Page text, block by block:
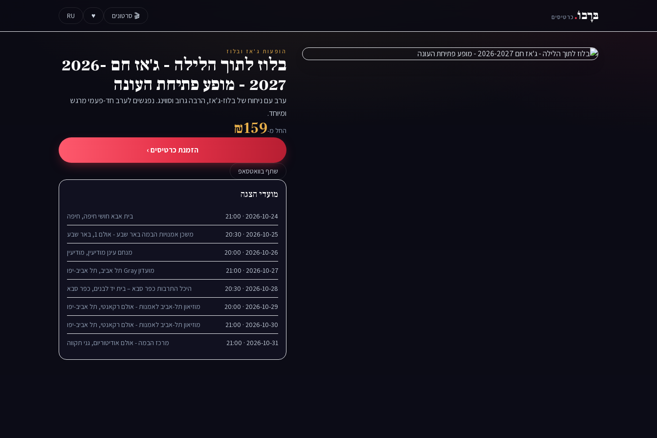
בּרָבוֹ. כרטיסים 🎬 סרטונים ♥
RU
הופעות ג'אז ובלוז
בלוז לתוך הלילה - ג'אז חם 2026-
2027 - מופע פתיחת העונה
ערב עם ניחוח של בלוז-ג'אז, הרבה גרוב וסווינג. נפגשים לערב חד-פעמי מרגש
ומיוחד.
החל מ-₪159
הזמנת כרטיסים ›
שתף בוואטסאפ
מועדי הצגה
2026-10-24 · 21:00 בית אבא חושי חיפה, חיפה
2026-10-25 · 20:30 משכן אמנויות הבמה באר שבע - אולם 1, באר שבע
2026-10-26 · 20:00 מנחם עינן מודיעין, מודיעין
2026-10-27 · 21:00 מועדון Gray תל אביב, תל אביב-יפו
2026-10-28 · 20:30 היכל התרבות כפר סבא – בית יד לבנים, כפר סבא
2026-10-29 · 20:00 מוזיאון תל-אביב לאמנות - אולם רקאנטי, תל אביב-יפו
2026-10-30 · 21:00 מוזיאון תל-אביב לאמנות - אולם רקאנטי, תל אביב-יפו
2026-10-31 · 21:00 מרכז הבמה - אולם אודיטוריום, גני תקווה